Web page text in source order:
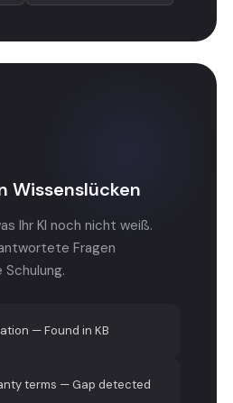
Wissenslücken
Ihr KI noch nicht weiß.
Fragen
— Found in KB
terms — Gap detected